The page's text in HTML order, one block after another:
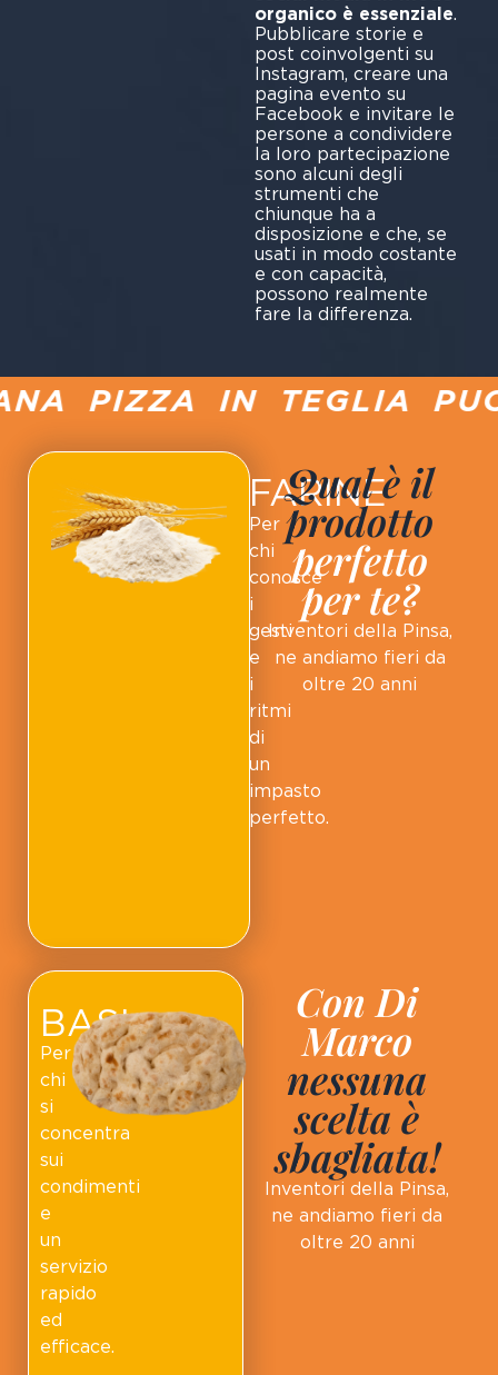
organico è essenziale.
Pubblicare storie e
post coinvolgenti su
Instagram, creare una
pagina evento su
Facebook e invitare le
persone a condividere
la loro partecipazione
sono alcuni degli
strumenti che
chiunque ha a
disposizione e che, se
usati in modo costante
e con capacità,
possono realmente
fare la differenza.
PIZZA IN TEGLIA
FARINE
Per
chi
conosce
i
gesti
e
i
ritmi
di
un
impasto
perfetto.
Qual è il
prodotto
perfetto
per te?
Inventori della Pinsa,
ne andiamo fieri da
oltre 20 anni
Con Di
Marco
nessuna
scelta è
sbagliata!
Inventori della Pinsa,
ne andiamo fieri da
oltre 20 anni
BASI
Per
chi
si
concentra
sui
condimenti
e
un
servizio
rapido
ed
efficace.